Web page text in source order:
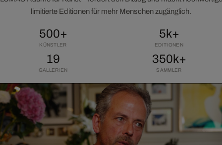
limitierte Editionen für mehr Menschen zugänglich.
500+
KÜNSTLER
5k+
EDITIONEN
19
GALLERIEN
350k+
SAMMLER